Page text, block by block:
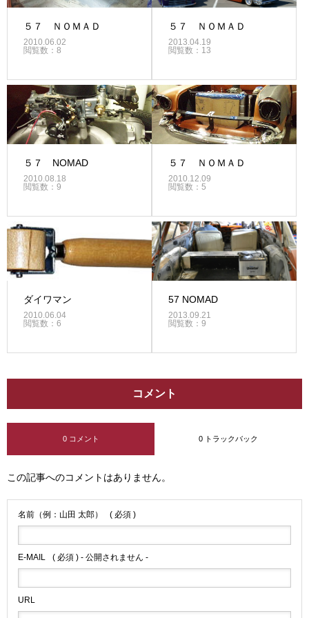
５７ ＮＯＭＡＤ
2010.06.02
閲覧数：8
５７ ＮＯＭＡＤ
2013.04.19
閲覧数：13
５７ NOMAD
2010.08.18
閲覧数：9
５７ ＮＯＭＡＤ
2010.12.09
閲覧数：5
ダイワマン
2010.06.04
閲覧数：6
57 NOMAD
2013.09.21
閲覧数：9
コメント
0 コメント 0 トラックバック
この記事へのコメントはありません。
名前（例：山田 太郎） ( 必須 )
E-MAIL ( 必須 ) - 公開されません -
URL